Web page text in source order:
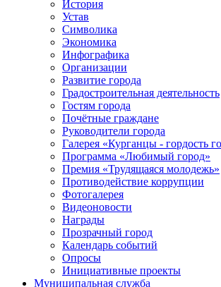
История
Устав
Символика
Экономика
Инфографика
Организации
Развитие города
Градостроительная деятельность
Гостям города
Почётные граждане
Руководители города
Галерея «Курганцы - гордость
Программа «Любимый город»
Премия «Трудящаяся молодежь»
Противодействие коррупции
Фотогалерея
Видеоновости
Награды
Прозрачный город
Календарь событий
Опросы
Инициативные проекты
Муниципальная служба